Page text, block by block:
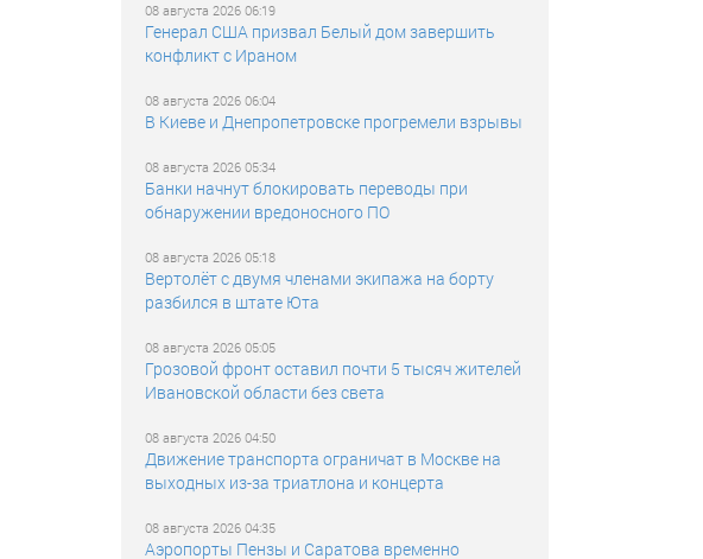
08 августа 2026 06:19
Генерал США призвал Белый дом завершить
конфликт с Ираном
08 августа 2026 06:04
В Киеве и Днепропетровске прогремели взрывы
08 августа 2026 05:34
Банки начнут блокировать переводы при
обнаружении вредоносного ПО
08 августа 2026 05:18
Вертолёт с двумя членами экипажа на борту
разбился в штате Юта
08 августа 2026 05:05
Грозовой фронт оставил почти 5 тысяч жителей
Ивановской области без света
08 августа 2026 04:50
Движение транспорта ограничат в Москве на
выходных из-за триатлона и концерта
08 августа 2026 04:35
Аэропорты Пензы и Саратова временно